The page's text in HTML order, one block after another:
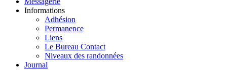
Informations
Adhésion
Permanence
Liens
Le Bureau Contact
Niveaux des randonnées
Journal